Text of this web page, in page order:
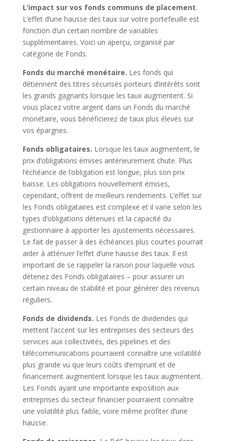
L’impact sur vos fonds communs de placement.
L’effet d’une hausse des taux sur votre portefeuille est
fonction d’un certain nombre de variables
supplémentaires. Voici un aperçu, organisé par
catégorie de Fonds.
Fonds du marché monétaire. Les fonds qui
détiennent des titres sécurisés porteurs d’intérêts sont
les grands gagnants lorsque les taux augmentent. Si
vous placez votre argent dans un Fonds du marché
monétaire, vous bénéficierez de taux plus élevés sur
vos épargnes.
Fonds obligataires. Lorsque les taux augmentent, le
prix d’obligations émises antérieurement chute. Plus
l’échéance de l’obligation est longue, plus son prix
baisse. Les obligations nouvellement émises,
cependant, offrent de meilleurs rendements. L’effet sur
les Fonds obligataires est complexe et il varie selon les
types d’obligations détenues et la capacité du
gestionnaire à apporter les ajustements nécessaires.
Le fait de passer à des échéances plus courtes pourrait
aider à atténuer l’effet d’une hausse des taux. Il est
important de se rappeler la raison pour laquelle vous
détenez des Fonds obligataires – pour assurer un
certain niveau de stabilité et pour générer des revenus
réguliers.
Fonds de dividends. Les Fonds de dividendes qui
mettent l’accent sur les entreprises des secteurs des
services aux collectivités, des pipelines et des
télécommunications pourraient connaître une volatilité
plus grande vu que leurs coûts d’emprunt et de
financement augmentent lorsque les taux augmentent.
Les Fonds ayant une importante exposition aux
entreprises du secteur financier pourraient connaître
une volatilité plus faible, voire même profiter d’une
hausse.